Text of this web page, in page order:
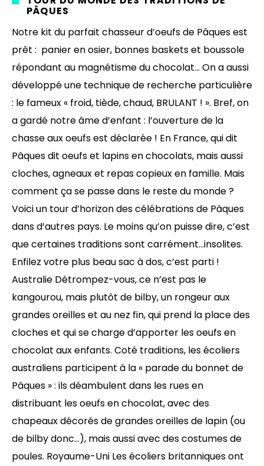
PÂQUES
Notre kit du parfait chasseur d’oeufs de Pâques est
prêt : panier en osier, bonnes baskets et boussole
répondant au magnétisme du chocolat… On a aussi
développé une technique de recherche particulière
: le fameux « froid, tiède, chaud, BRULANT ! ». Bref, on
a gardé notre âme d’enfant : l’ouverture de la
chasse aux oeufs est déclarée ! En France, qui dit
Pâques dit oeufs et lapins en chocolats, mais aussi
cloches, agneaux et repas copieux en famille. Mais
comment ça se passe dans le reste du monde ?
Voici un tour d’horizon des célébrations de Pâques
dans d’autres pays. Le moins qu’on puisse dire, c’est
que certaines traditions sont carrément…insolites.
Enfilez votre plus beau sac à dos, c’est parti !
Australie Détrompez-vous, ce n’est pas le
kangourou, mais plutôt de bilby, un rongeur aux
grandes oreilles et au nez fin, qui prend la place des
cloches et qui se charge d’apporter les oeufs en
chocolat aux enfants. Coté traditions, les écoliers
australiens participent à la « parade du bonnet de
Pâques » : ils déambulent dans les rues en
distribuant les oeufs en chocolat, avec des
chapeaux décorés de grandes oreilles de lapin (ou
de bilby donc…), mais aussi avec des costumes de
poules. Royaume-Uni Les écoliers britanniques ont